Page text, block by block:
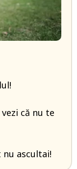
că nu te
nu ascultai!